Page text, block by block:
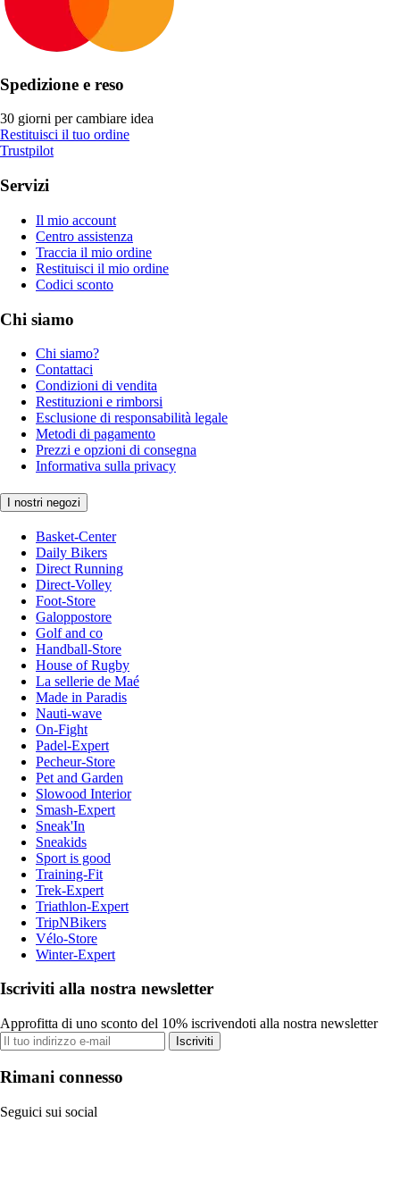
Spedizione e reso
30 giorni per cambiare idea
Restituisci il tuo ordine
Trustpilot
Servizi
Il mio account
Centro assistenza
Traccia il mio ordine
Restituisci il mio ordine
Codici sconto
Chi siamo
Chi siamo?
Contattaci
Condizioni di vendita
Restituzioni e rimborsi
Esclusione di responsabilità legale
Metodi di pagamento
Prezzi e opzioni di consegna
Informativa sulla privacy
I nostri negozi
Basket-Center
Daily Bikers
Direct Running
Direct-Volley
Foot-Store
Galoppostore
Golf and co
Handball-Store
House of Rugby
La sellerie de Maé
Made in Paradis
Nauti-wave
On-Fight
Padel-Expert
Pecheur-Store
Pet and Garden
Slowood Interior
Smash-Expert
Sneak'In
Sneakids
Sport is good
Training-Fit
Trek-Expert
Triathlon-Expert
TripNBikers
Vélo-Store
Winter-Expert
Iscriviti alla nostra newsletter
Approfitta di uno sconto del 10% iscrivendoti alla nostra newsletter
Iscriviti
Rimani connesso
Seguici sui social